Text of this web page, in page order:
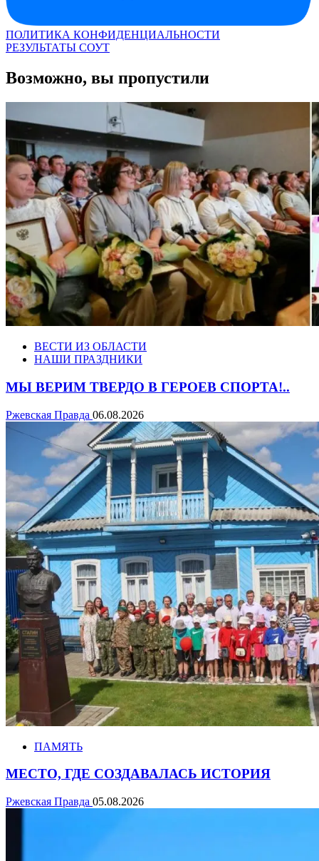
ПОЛИТИКА КОНФИДЕНЦИАЛЬНОСТИ
РЕЗУЛЬТАТЫ СОУТ
Возможно, вы пропустили
ВЕСТИ ИЗ ОБЛАСТИ
НАШИ ПРАЗДНИКИ
МЫ ВЕРИМ ТВЕРДО В ГЕРОЕВ СПОРТА!..
Ржевская Правда 06.08.2026
ПАМЯТЬ
МЕСТО, ГДЕ СОЗДАВАЛАСЬ ИСТОРИЯ
Ржевская Правда 05.08.2026